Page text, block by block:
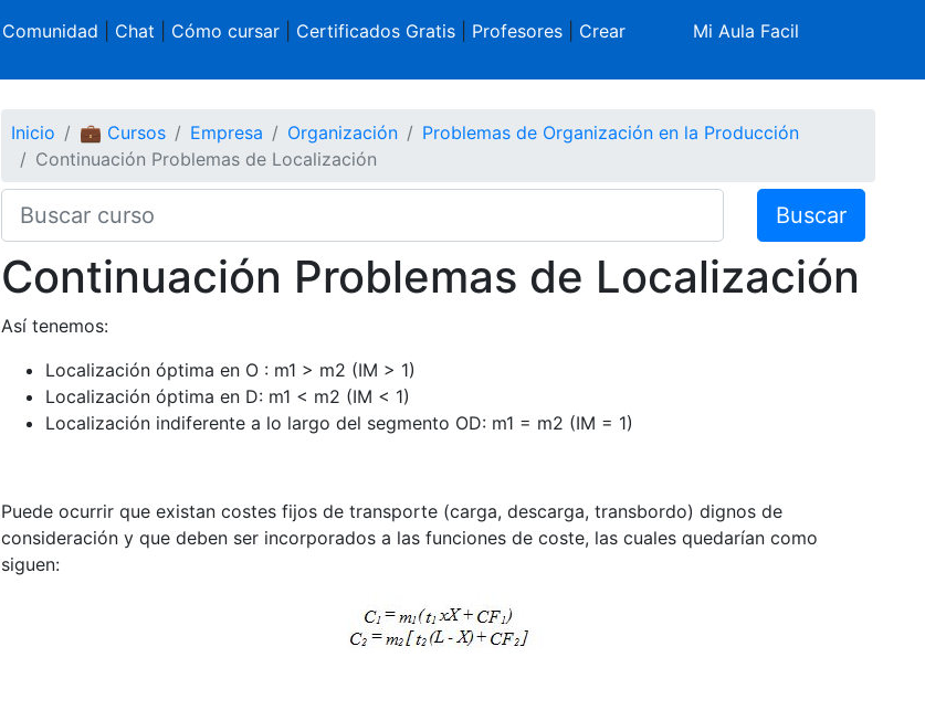
Comunidad Chat Cómo cursar| Certificados Gratis| Profesores| Crear
Mi Aula Facil
Inicio 💼 Cursos Empresa Organización
Problemas de Organización en la Producción
Continuación Problemas de Localización
Buscar
Continuación Problemas de Localización
Así tenemos:
Localización óptima en O : m1 > m2 (IM > 1)
Localización óptima en D: m1 < m2 (IM < 1)
Localización indiferente a lo largo del segmento OD: m1 = m2 (IM = 1)
Puede ocurrir que existan costes fijos de transporte (carga, descarga, transbordo) dignos de
consideración y que deben ser incorporados a las funciones de coste, las cuales quedarían como
siguen: